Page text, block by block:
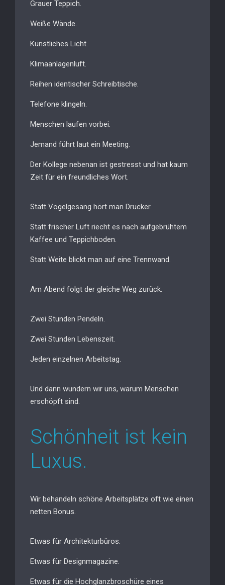
Grauer Teppich.
Weiße Wände.
Künstliches Licht.
Klimaanlagenluft.
Reihen identischer Schreibtische.
Telefone klingeln.
Menschen laufen vorbei.
Jemand führt laut ein Meeting.
Der Kollege nebenan ist gestresst und hat kaum
Zeit für ein freundliches Wort.
Statt Vogelgesang hört man Drucker.
Statt frischer Luft riecht es nach aufgebrühtem
Kaffee und Teppichboden.
Statt Weite blickt man auf eine Trennwand.
Am Abend folgt der gleiche Weg zurück.
Zwei Stunden Pendeln.
Zwei Stunden Lebenszeit.
Jeden einzelnen Arbeitstag.
Und dann wundern wir uns, warum Menschen
erschöpft sind.
Schönheit ist kein
Luxus.
Wir behandeln schöne Arbeitsplätze oft wie einen
netten Bonus.
Etwas für Architekturbüros.
Etwas für Designmagazine.
Etwas für die Hochglanzbroschüre eines